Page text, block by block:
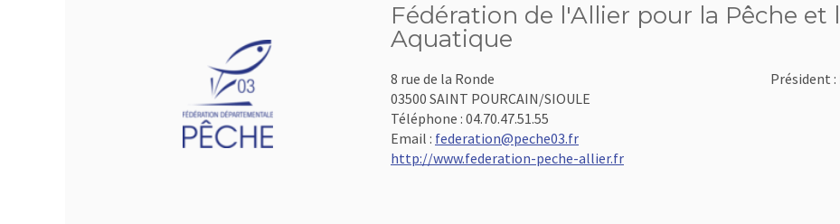
Fédération de l'Allier pour la Pêche
Aquatique
8 rue de la Ronde
03500 SAINT POURCAIN/SIOULE
Téléphone : 04.70.47.51.55
Email : federation@peche03.fr
http://www.federation-peche-allier.fr
Président :